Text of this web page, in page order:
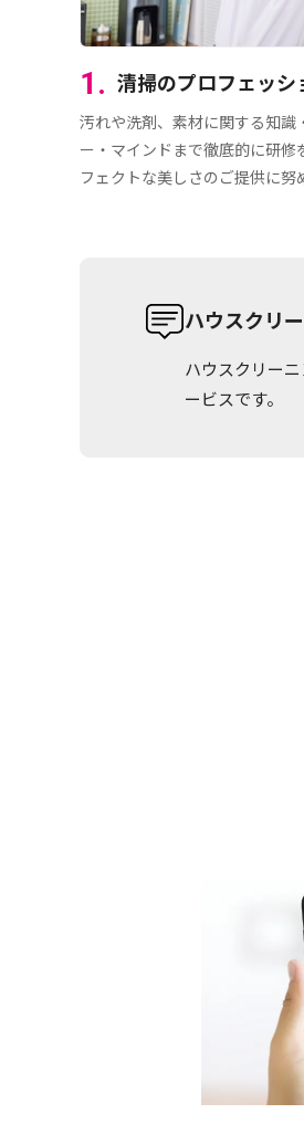
1. 清掃のプロフェッシ
汚れや洗剤、素材に関する知識
ー・マインドまで徹底的に研修
フェクトな美しさのご提供に努
ハウスクリ
ハウスクリー
ービスです。